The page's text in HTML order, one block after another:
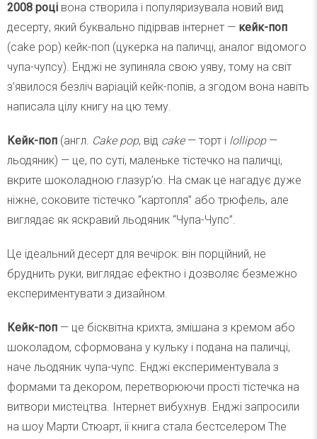
2008 році вона створила і популяризувала новий вид
десерту, який буквально підірвав інтернет — кейк-поп
(cake pop) кейк-поп (цукерка на паличці, аналог відомого
чупа-чупсу). Енджі не зупиняла свою уяву, тому на світ
з’явилося безліч варіацій кейк-попів, а згодом вона навіть
написала цілу книгу на цю тему.
Кейк-поп (англ. Cake pop, від cake— торт і lollipop—
льодяник) — це, по суті, маленьке тістечко на паличці,
вкрите шоколадною глазур’ю. На смак це нагадує дуже
ніжне, соковите тістечко “картопля” або трюфель, але
виглядає як яскравий льодяник “Чупа-Чупс”.
Це ідеальний десерт для вечірок: він порційний, не
бруднить руки, виглядає ефектно і дозволяє безмежно
експериментувати з дизайном.
Кейк-поп — це бісквітна крихта, змішана з кремом або
шоколадом, сформована у кульку і подана на паличці,
наче льодяник чупа-чупс. Енджі експериментувала з
формами та декором, перетворюючи прості тістечка на
витвори мистецтва. Інтернет вибухнув. Енджі запросили
на шоу Марти Стюарт, її книга стала бестселером The